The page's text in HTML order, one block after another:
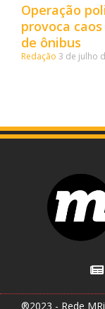
Operação
provoca
de ônibus
Redação 3 de julho
®2023 - Rede